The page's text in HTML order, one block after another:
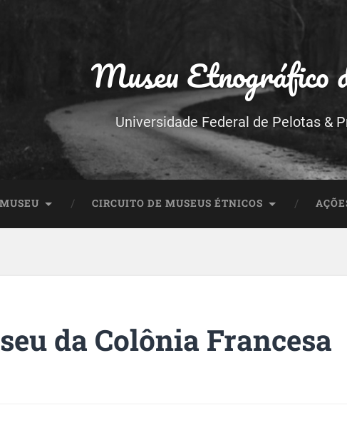
Museu Etnográfico
Universidade Federal de Pelotas &
CIRCUITO DE MUSEUS ÉTNICOS
da Colônia Francesa